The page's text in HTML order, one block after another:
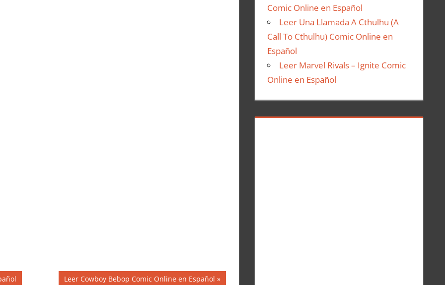
Siguiente
Leer Cowboy Bebop Comic Online en Español
Comic Online en Español
Leer Una Llamada A Cthulhu (A
Call To Cthulhu) Comic Online en
Español
Leer Marvel Rivals – Ignite Comic
Online en Español